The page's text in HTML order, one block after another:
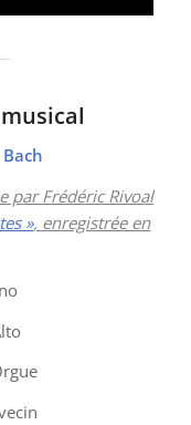
par Frédéric Rivoal
», enregistrée en